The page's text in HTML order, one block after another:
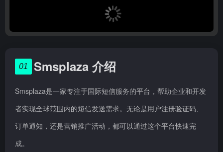
01 Smsplaza 介绍
Smsplaza是一家专注于国际短信服务的平台，帮助企业和开发
者实现全球范围内的短信发送需求。无论是用户注册验证码、
订单通知，还是营销推广活动，都可以通过这个平台快速完
成。